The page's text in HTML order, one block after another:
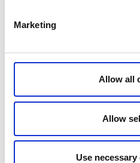
Marketing
Allow all
Allow
Use